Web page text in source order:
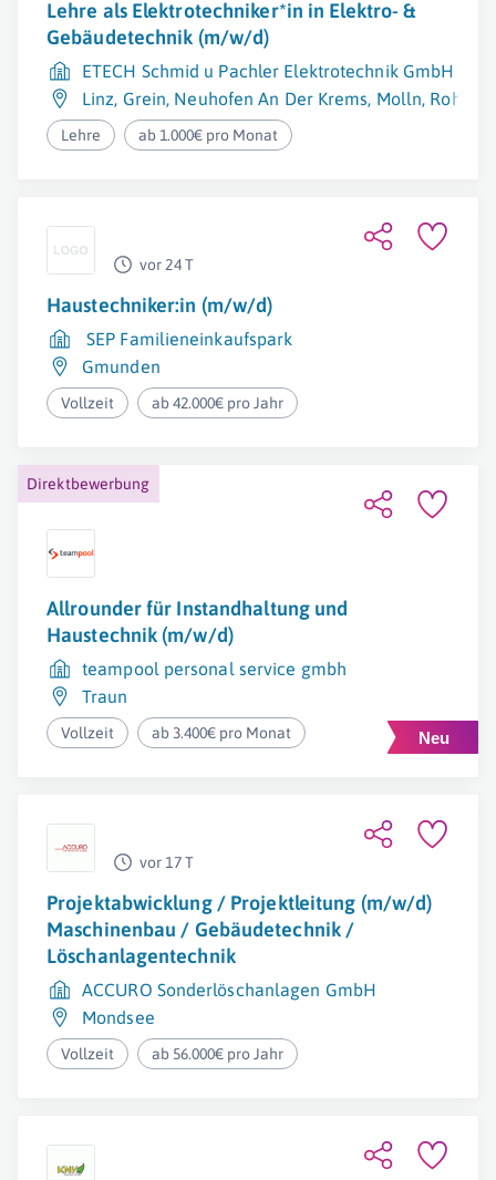
Lehre als Elektrotechniker*in in Elektro- &
Gebäudetechnik (m/w/d)
ETECH Schmid u Pachler Elektrotechnik GmbH &
Linz, Grein, Neuhofen An Der Krems, Molln,
Lehre ab 1.000€ pro Monat
vor 24 T
Haustechniker:in (m/w/d)
SEP Familieneinkaufspark
Gmunden
Vollzeit ab 42.000€ pro Jahr
Direktbewerbung
Allrounder für Instandhaltung und
Haustechnik (m/w/d)
teampool personal service gmbh
Traun
Vollzeit ab 3.400€ pro Monat
vor 17 T
Projektabwicklung / Projektleitung (m/w/d)
Maschinenbau / Gebäudetechnik /
Löschanlagentechnik
ACCURO Sonderlöschanlagen GmbH
Mondsee
Vollzeit ab 56.000€ pro Jahr